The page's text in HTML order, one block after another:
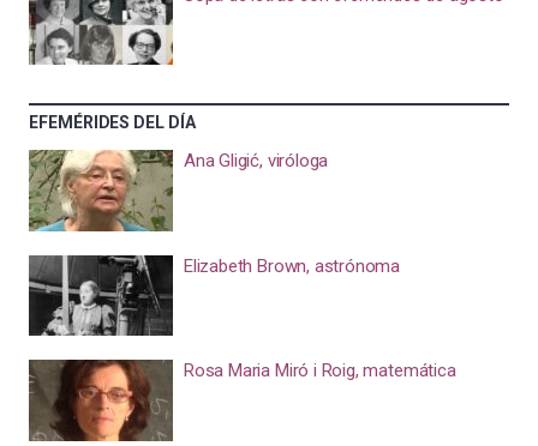
EFEMÉRIDES DEL DÍA
Ana Gligić, viróloga
Elizabeth Brown, astrónoma
Rosa Maria Miró i Roig, matemática